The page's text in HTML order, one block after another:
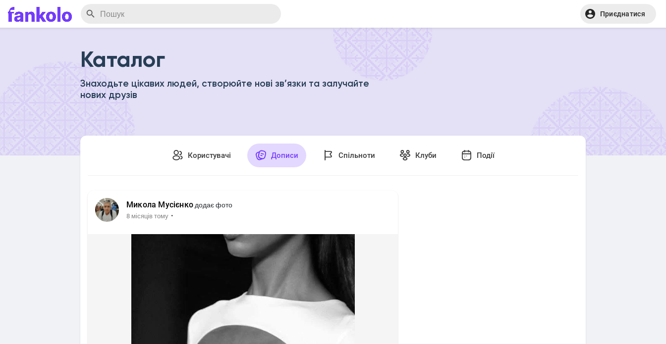
Приєднатися
Каталог
Знаходьте цікавих людей, створюйте нові зв’язки та залучайте
нових друзів
Користувачі Дописи Спільноти Клуби Події
Микола Мусієнко додає фото
8 місяців тому ·